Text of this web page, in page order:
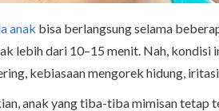
anak bisa berlangsung selama
lebih dari 10–15 menit. Nah, kondisi
kebiasaan mengorek hidung,
anak yang tiba-tiba mimisan tetap